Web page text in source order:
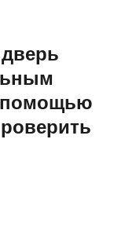
помощью